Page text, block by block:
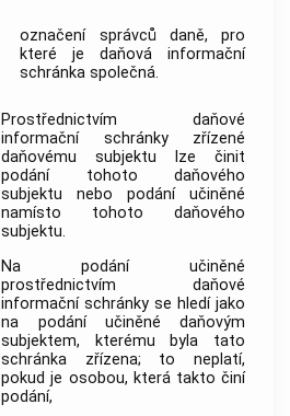
označení správců daně, pro
které je daňová informační
schránka společná.
Prostřednictvím daňové
informační schránky zřízené
daňovému subjektu lze činit
podání tohoto daňového
subjektu nebo podání učiněné
namísto tohoto daňového
subjektu.
Na podání učiněné
prostřednictvím daňové
informační schránky se hledí jako
na podání učiněné daňovým
subjektem, kterému byla tato
schránka zřízena; to neplatí,
pokud je osobou, která takto činí
podání,